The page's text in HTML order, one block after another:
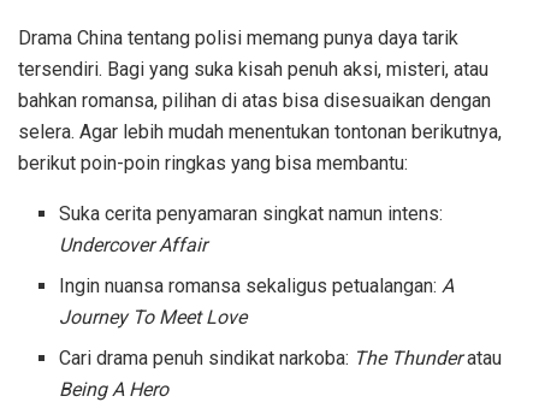
Drama China tentang polisi memang punya daya tarik
tersendiri. Bagi yang suka kisah penuh aksi, misteri, atau
bahkan romansa, pilihan di atas bisa disesuaikan dengan
selera. Agar lebih mudah menentukan tontonan berikutnya,
berikut poin-poin ringkas yang bisa membantu:
Suka cerita penyamaran singkat namun intens:
Undercover Affair
Ingin nuansa romansa sekaligus petualangan: A
Journey To Meet Love
Cari drama penuh sindikat narkoba: The Thunderatau
Being A Hero